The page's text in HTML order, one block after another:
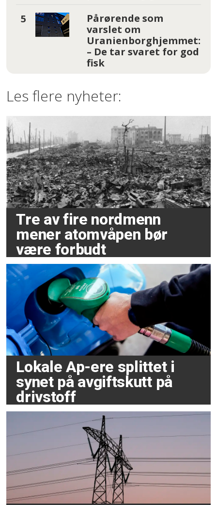
Pårørende som
varslet om
Uranienborghjemmet:
– De tar svaret for god
fisk
Les flere nyheter:
Tre av fire nordmenn
mener atomvåpen bør
være forbudt
Lokale Ap-ere splittet i
synet på avgiftskutt på
drivstoff